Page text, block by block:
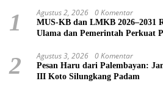
1 Agustus 2, 2026 0 Komentar
MUS-KB dan LMKB 2026–2031
Ulama dan Pemerintah Perkuat
2 Agustus 3, 2026 0 Komentar
Pesan Haru dari Palembayan:
III Koto Silungkang Padam